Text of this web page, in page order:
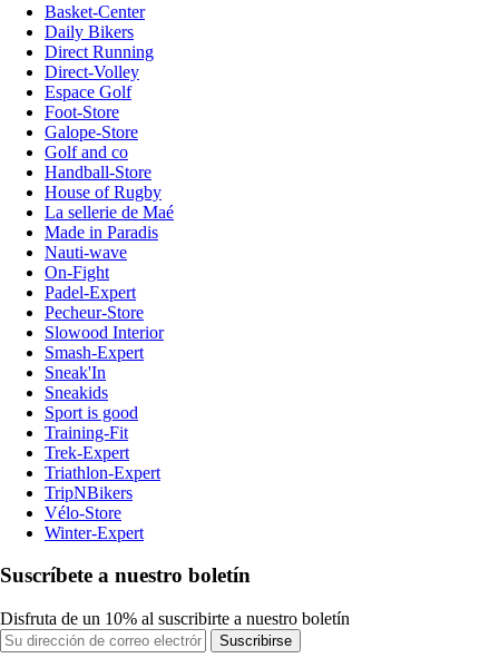
Basket-Center
Daily Bikers
Direct Running
Direct-Volley
Espace Golf
Foot-Store
Galope-Store
Golf and co
Handball-Store
House of Rugby
La sellerie de Maé
Made in Paradis
Nauti-wave
On-Fight
Padel-Expert
Pecheur-Store
Slowood Interior
Smash-Expert
Sneak'In
Sneakids
Sport is good
Training-Fit
Trek-Expert
Triathlon-Expert
TripNBikers
Vélo-Store
Winter-Expert
Suscríbete a nuestro boletín
Disfruta de un 10% al suscribirte a nuestro boletín
Suscribirse